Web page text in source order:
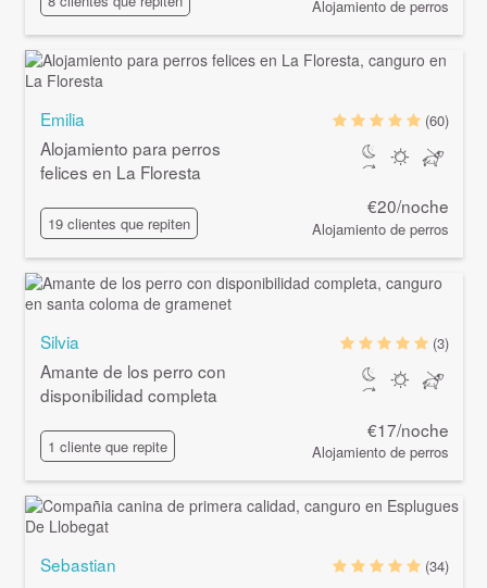
Alojamiento de perros
Emilia
Alojamiento para perros
felices en La Floresta
19 clientes que repiten
(60)
€20/noche
Alojamiento de perros
Silvia
Amante de los perro con
disponibilidad completa
1 cliente que repite
(3)
€17/noche
Alojamiento de perros
Sebastian
(34)